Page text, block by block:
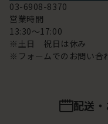
03-6908-8370
営業時間
13:30～17:00
※土日 祝日は休み
※フォームでのお問い合
配送